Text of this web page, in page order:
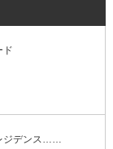
ド
ジデンス……